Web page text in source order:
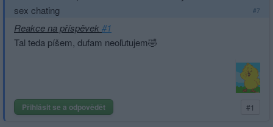
sex chating
#7
Reakce na příspěvek#1
Tal teda píšem, dufam neoľutujem🤣
Přihlásit se a odpovědět #1